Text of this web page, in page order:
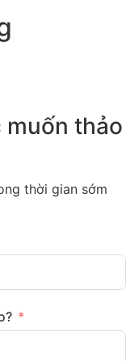
muốn thảo
thời gian sớm